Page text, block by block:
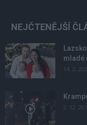
NEJČTENĚJŠÍ
mladé
14. 2.
2. 12.